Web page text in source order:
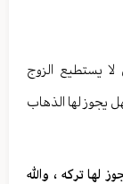
لا يستطيع الزوج
يجوز لها الذهاب
لها تركه ، والله